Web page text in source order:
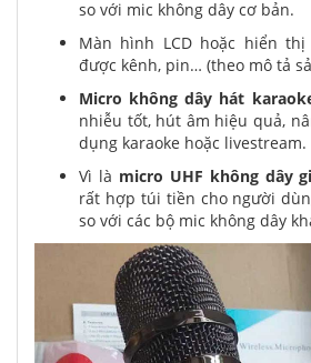
so với mic không dây cơ bản.
Màn hình LCD hoặc hiển
được kênh, pin… (theo mô tả
Micro không dây hát
nhiễu tốt, hút âm hiệu quả,
dụng karaoke hoặc livestream.
Vì là micro UHF không dây
rất hợp túi tiền cho người
so với các bộ mic không dây